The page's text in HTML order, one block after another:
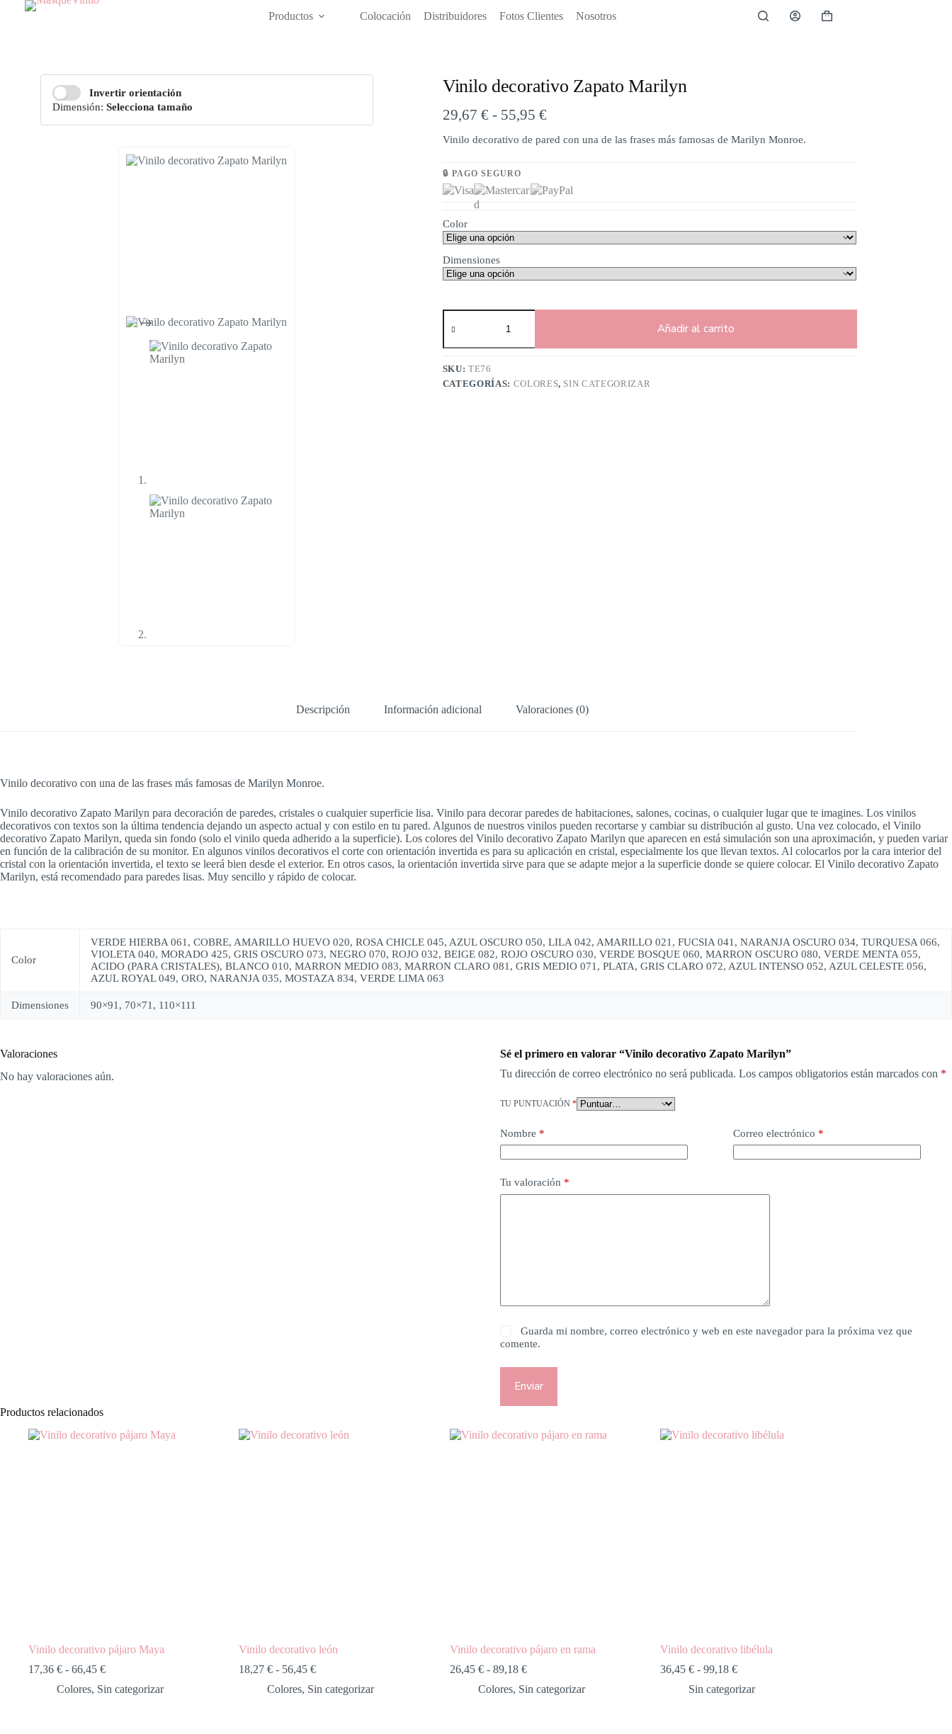
Productos Colocación Distribuidores Fotos Clientes Nosotros
Carro
Invertir orientación
Dimensión:Selecciona tamaño
Vinilo decorativo Zapato Marilyn
29,67 € - 55,95 €Rango
de
29,67 €
55,95 €
Vinilo decorativo de pared con una de las frases más famosas de Marilyn Monroe.
🔒 PAGO SEGURO
Color
Dimensiones
decorativo
cantidad
Añadir al carrito
SKU:TE76
CATEGORÍAS: COLORES, SIN CATEGORIZAR
Descripción Información adicional Valoraciones (0)
Vinilo decorativo con una de las frases más famosas de Marilyn Monroe.
Vinilo decorativo Zapato Marilyn para decoración de paredes, cristales o cualquier superficie lisa. Vinilo para decorar paredes de habitaciones, salones, cocinas, o cualquier lugar que te imagines. Los vinilos
decorativos con textos son la última tendencia dejando un aspecto actual y con estilo en tu pared. Algunos de nuestros vinilos pueden recortarse y cambiar su distribución al gusto. Una vez colocado, el Vinilo
decorativo Zapato Marilyn, queda sin fondo (solo el vinilo queda adherido a la superficie). Los colores del Vinilo decorativo Zapato Marilyn que aparecen en está simulación son una aproximación, y pueden variar
en función de la calibración de su monitor. En algunos vinilos decorativos el corte con orientación invertida es para su aplicación en cristal, especialmente los que llevan textos. Al colocarlos por la cara interior del
cristal con la orientación invertida, el texto se leerá bien desde el exterior. En otros casos, la orientación invertida sirve para que se adapte mejor a la superficie donde se quiere colocar. El Vinilo decorativo Zapato
Marilyn, está recomendado para paredes lisas. Muy sencillo y rápido de colocar.
Color
VERDE HIERBA 061, COBRE, AMARILLO HUEVO 020, ROSA CHICLE 045, AZUL OSCURO 050, LILA 042, AMARILLO 021, FUCSIA 041, NARANJA OSCURO 034, TURQUESA 066,
VIOLETA 040, MORADO 425, GRIS OSCURO 073, NEGRO 070, ROJO 032, BEIGE 082, ROJO OSCURO 030, VERDE BOSQUE 060, MARRON OSCURO 080, VERDE MENTA 055,
ACIDO (PARA CRISTALES), BLANCO 010, MARRON MEDIO 083, MARRON CLARO 081, GRIS MEDIO 071, PLATA, GRIS CLARO 072, AZUL INTENSO 052, AZUL CELESTE 056,
AZUL ROYAL 049, ORO, NARANJA 035, MOSTAZA 834, VERDE LIMA 063
Dimensiones 90×91, 70×71, 110×111
Valoraciones
No hay valoraciones aún.
Sé el primero en valorar “Vinilo decorativo Zapato Marilyn”
Tu dirección de correo electrónico no será publicada. Los campos obligatorios están marcados con *
TU PUNTUACIÓN *
Nombre * Correo electrónico *
Tu valoración *
Guarda mi nombre, correo electrónico y web en este navegador para la próxima vez que
comente.
Enviar
Productos relacionados
Vinilo decorativo pájaro Maya
17,36 € - 66,45 €Rango
precios:
Colores, Sin categorizar
Vinilo decorativo león
18,27€ - 56,45€Rango
precios:
Colores, Sin categorizar
Vinilo decorativo pájaro en rama
26,45 € - 89,18 €Rango
precios:
Colores, Sin categorizar
Vinilo decorativo libélula
36,45€ - 99,18€Rango
precios:
Sin categorizar